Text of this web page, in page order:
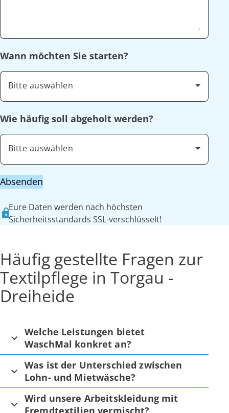
Wann möchten Sie starten?
Bitte auswählen
Wie häufig soll abgeholt werden?
Bitte auswählen
Absenden
Eure Daten werden nach höchsten
Sicherheitsstandards SSL-verschlüsselt!
Häufig gestellte Fragen zur
Textilpflege in Torgau -
Dreiheide
Welche Leistungen bietet
WaschMal konkret an?
Was ist der Unterschied zwischen
Lohn- und Mietwäsche?
Wird unsere Arbeitskleidung mit
Fremdtextilien vermischt?